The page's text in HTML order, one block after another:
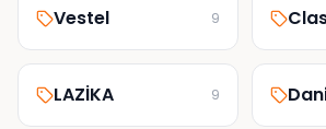
Vestel 9
LAZİKA 9